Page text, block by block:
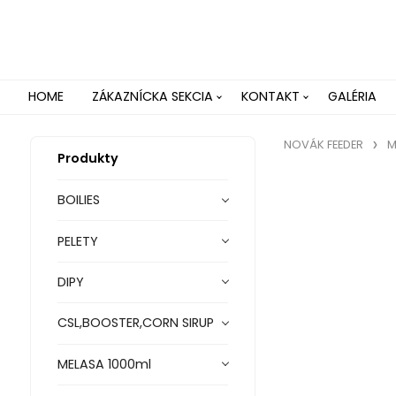
HOME ZÁKAZNÍCKA SEKCIA KONTAKT GALÉRIA
Produkty
BOILIES
PELETY
DIPY
CSL,BOOSTER,CORN SIRUP
MELASA 1000ml
NOVÁK FEEDER